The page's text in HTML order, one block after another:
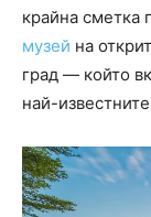
крайна сметка
музей на
град — който
най-известните